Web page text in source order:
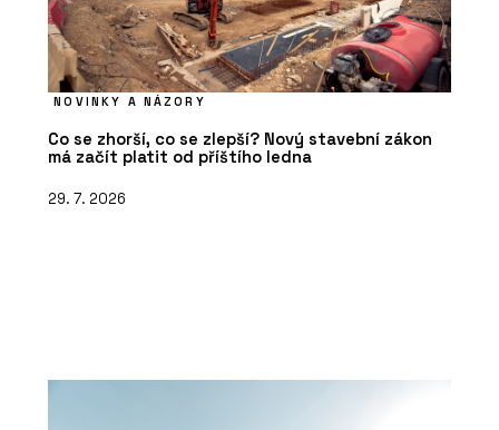
NOVINKY A NÁZORY
Co se zhorší, co se zlepší? Nový stavební zákon
má začít platit od příštího ledna
29. 7. 2026